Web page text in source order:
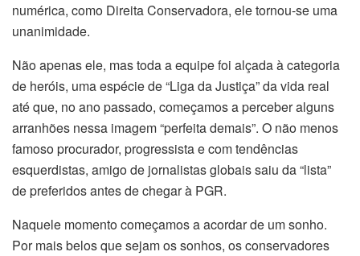
numérica, como Direita Conservadora, ele tornou-se uma
unanimidade.
Não apenas ele, mas toda a equipe foi alçada à categoria
de heróis, uma espécie de “Liga da Justiça” da vida real
até que, no ano passado, começamos a perceber alguns
arranhões nessa imagem “perfeita demais”. O não menos
famoso procurador, progressista e com tendências
esquerdistas, amigo de jornalistas globais saiu da “lista”
de preferidos antes de chegar à PGR.
Naquele momento começamos a acordar de um sonho.
Por mais belos que sejam os sonhos, os conservadores